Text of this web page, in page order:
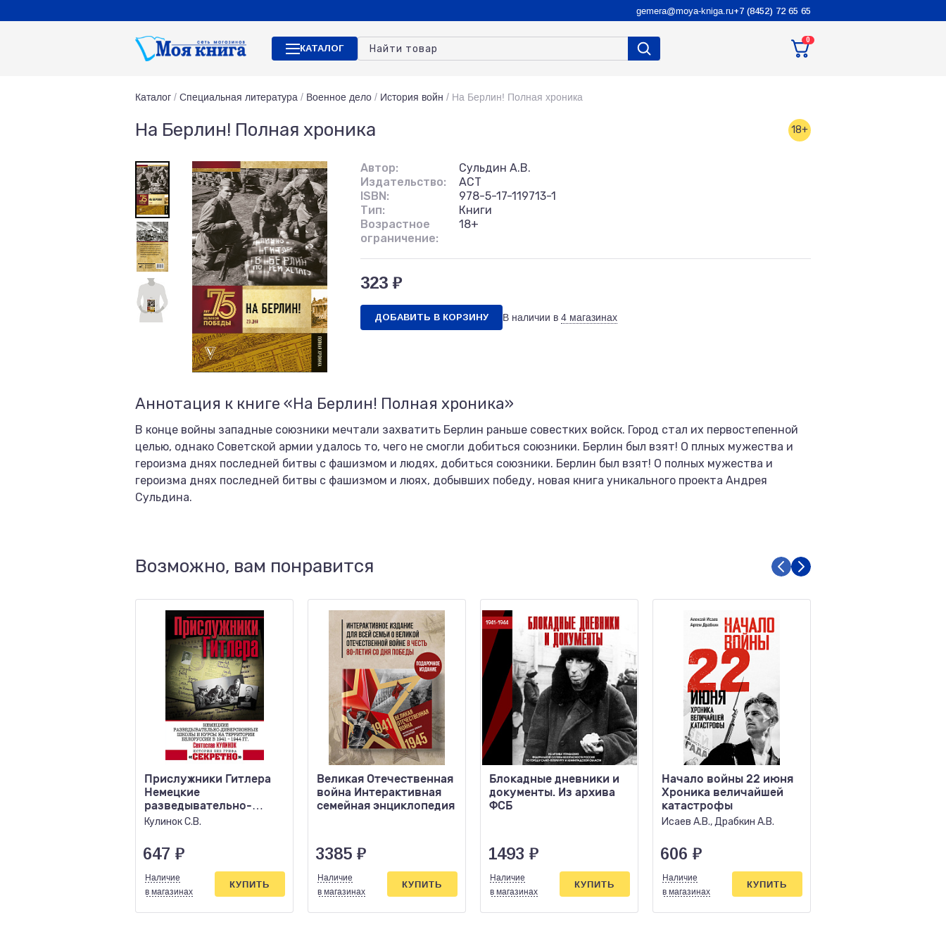
gemera@moya-kniga.ru+7 (8452) 72 65 65
КАТАЛОГ
0
Каталог / Специальная литература / Военное дело / История войн / На Берлин! Полная хроника
На Берлин! Полная хроника 18+
Автор:
Сульдин А.В.
Издательство:
АСТ
ISBN:
978-5-17-119713-1
Тип:
Книги
Возрастное
ограничение:
18+
323 ₽
ДОБАВИТЬ В КОРЗИНУ В наличии в 4 магазинах
Аннотация к книге «На Берлин! Полная хроника»
В конце войны западные союзники мечтали захватить Берлин раньше совестких войск. Город стал их первостепенной
целью, однако Советской армии удалось то, чего не смогли добиться союзники. Берлин был взят! О плных мужества и
героизма днях последней битвы с фашизмом и людях, добиться союзники. Берлин был взят! О полных мужества и
героизма днях последней битвы с фашизмом и люях, добывших победу, новая книга уникального проекта Андрея
Сульдина.
Возможно, вам понравится
Прислужники Гитлера
Немецкие
разведывательно-
диверсионные школы и
Кулинок С.В.
647 ₽
Наличие
в магазинах
КУПИТЬ
Великая Отечественная
война Интерактивная
семейная энциклопедия
3385 ₽
Наличие
в магазинах
КУПИТЬ
Блокадные дневники и
документы. Из архива
ФСБ
1493 ₽
Наличие
в магазинах
КУПИТЬ
Начало войны 22 июня
Хроника величайшей
катастрофы
Исаев А.В., Драбкин А.В.
606 ₽
Наличие
в магазинах
КУПИТЬ